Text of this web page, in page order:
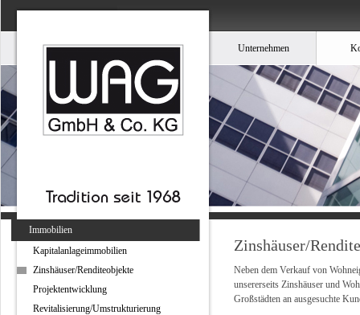
Unternehmen
Immobilien
Kapitalanlageimmobilien
Zinshäuser/Renditeobjekte
Projektentwicklung
Revitalisierung/Umstrukturierung
Zinshäuser/
Neben dem Verkauf von
unsererseits Zinshäuser und
Großstädten an ausgesuchte